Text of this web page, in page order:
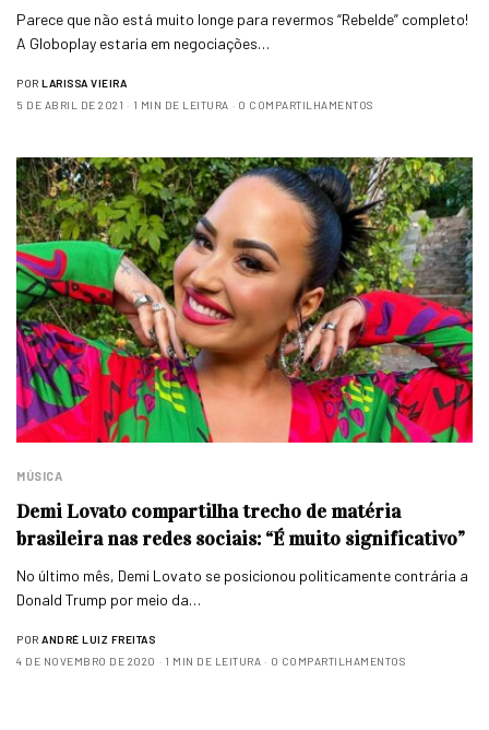
Parece que não está muito longe para revermos “Rebelde” completo!
A Globoplay estaria em negociações…
POR LARISSA VIEIRA
5 DE ABRIL DE 2021
1 MIN DE LEITURA 0 COMPARTILHAMENTOS
MÚSICA
Demi Lovato compartilha trecho de matéria
brasileira nas redes sociais: “É muito significativo”
No último mês, Demi Lovato se posicionou politicamente contrária a
Donald Trump por meio da…
POR ANDRÉ LUIZ FREITAS
4 DE NOVEMBRO DE 2020
1 MIN DE LEITURA 0 COMPARTILHAMENTOS